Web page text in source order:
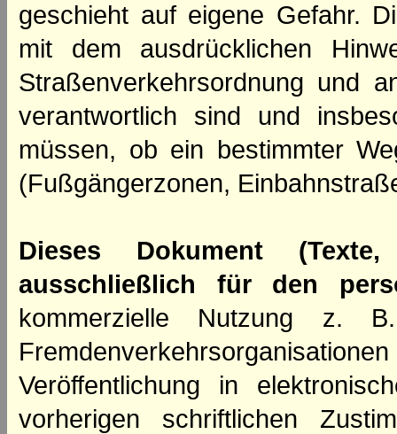
geschieht auf eigene Gefahr.
mit dem ausdrücklichen
Straßenverkehrsordnung und
verantwortlich sind und
müssen, ob ein bestimmter
(Fußgängerzonen,
Dieses Dokument
ausschließlich für den
kommerzielle Nutzung z.
Veröffentlichung in
vorherigen schriftlichen